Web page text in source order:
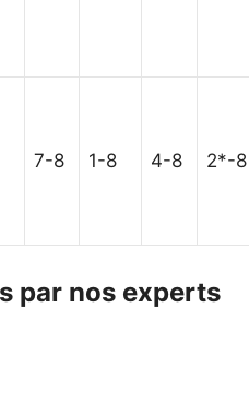
7-8 1-8 4-8 2*-8
par nos experts